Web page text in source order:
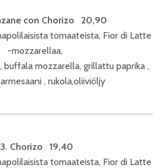
con Chorizo 20,90
tomaateista, Fior di Latte
-mozzarellaa,
buffala mozzarella, grillattu paprika ,
, rukola,oliiviöljy
Chorizo 19,40
tomaateista, Fior di Latte